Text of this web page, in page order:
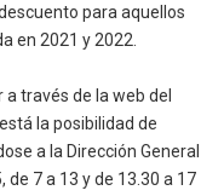
para aquellos
en 2021 y 2022.
través de la web del
la posibilidad de
a la Dirección General
7 a 13 y de 13.30 a 17